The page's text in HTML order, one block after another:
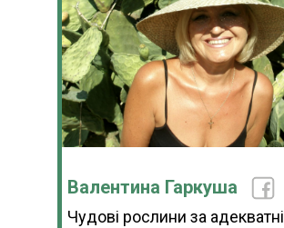
Валентина Гаркуша
Чудові рослини за адекватні